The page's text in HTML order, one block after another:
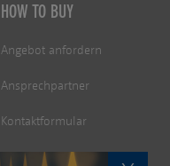
HOW TO BUY
Angebot anfordern
Ansprechpartner
Kontaktformular
Zertifikate &